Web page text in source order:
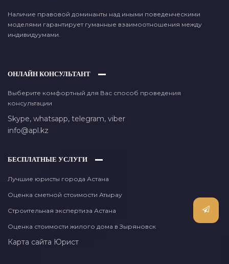
Наличие правовой доминанты над иными поведенческими
моделями гарантирует гуманные взаимоотношения между
индивидуумами.
ОНЛАЙН КОНСУЛЬТАНТ
Выберите комфортный для Вас способ проведения
консультации
Skype, whatsapp, telegram, viber
info@apl.kz
БЕСПЛАТНЫЕ УСЛУГИ
Лучшие юристы города Астана
Оценка сметной стоимости Атырау
Строительная экспертиза Астана
Оценка стоимости жилого дома в Зыряновск
Карта сайта Юрист